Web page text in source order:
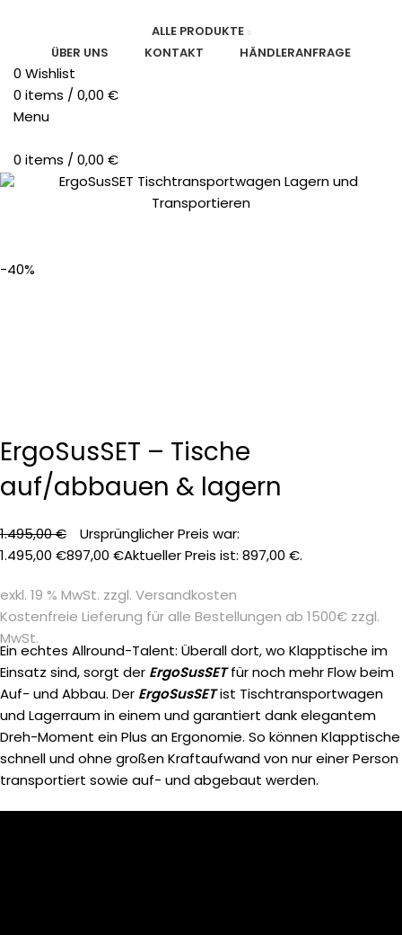
ALLE PRODUKTE
ÜBER UNS
KONTAKT HÄNDLERANFRAGE
0 Wishlist
0 items / 0,00 €
Menu
0 items / 0,00 €
-40%
ErgoSusSET – Tische
auf/abbauen & lagern
1.495,00€ Ursprünglicher Preis war:
1.495,00 €897,00 €Aktueller Preis ist: 897,00 €.
exkl. 19 % MwSt. zzgl. Versandkosten
Kostenfreie Lieferung für alle Bestellungen ab 1500€ zzgl.
MwSt.
Ein echtes Allround-Talent: Überall dort, wo Klapptische im
Einsatz sind, sorgt der ErgoSusSETfür noch mehr Flow beim
Auf- und Abbau. Der ErgoSusSETist Tischtransportwagen
und Lagerraum in einem und garantiert dank elegantem
Dreh-Moment ein Plus an Ergonomie. So können Klapptische
schnell und ohne großen Kraftaufwand von nur einer Person
transportiert sowie auf- und abgebaut werden.